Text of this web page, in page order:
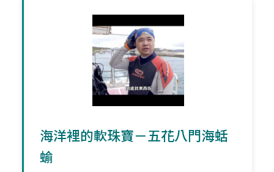
海洋裡的軟珠寶－五花八門海蛞
蝓